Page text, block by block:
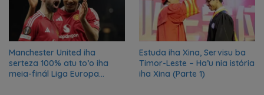
Manchester United iha
serteza 100% atu to’o iha
meia-finál Liga Europa
Estuda iha Xina, Servisu ba
Timor-Leste – Ha’u nia istória
iha Xina (Parte 1)